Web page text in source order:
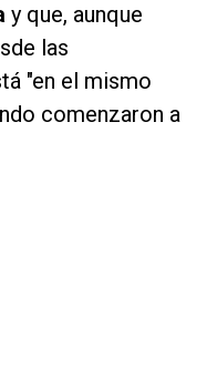
y que, aunque
las
"en el mismo
comenzaron a